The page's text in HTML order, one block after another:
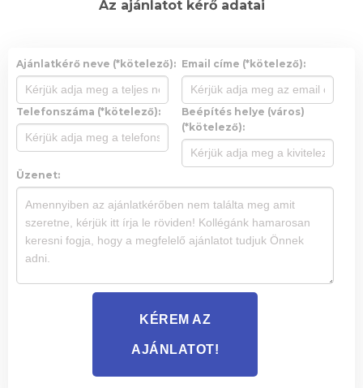
Az ajánlatot kérő adatai
Ajánlatkérő neve (*kötelező): Email címe (*kötelező):
Telefonszáma (*kötelező):
Beépítés helye (város)
(*kötelező):
Üzenet:
KÉREM AZ
AJÁNLATOT!